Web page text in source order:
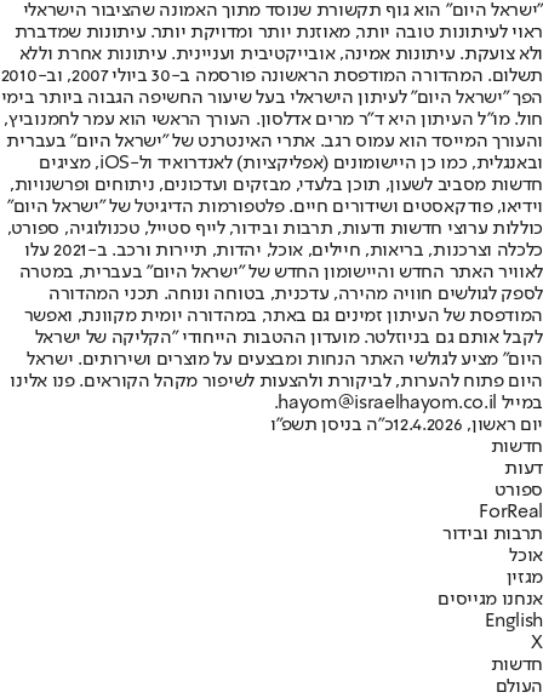
"ישראל היום" הוא גוף תקשורת שנוסד מתוך האמונה שהציבור הישראלי
ראוי לעיתונות טובה יותר, מאוזנת יותר ומדויקת יותר. עיתונות שמדברת
ולא צועקת. עיתונות אמינה, אובייקטיבית ועניינית. עיתונות אחרת וללא
תשלום. המהדורה המודפסת הראשונה פורסמה ב-30 ביולי 2007, וב-2010
הפך "ישראל היום" לעיתון הישראלי בעל שיעור החשיפה הגבוה ביותר בימי
חול. מו"ל העיתון היא ד"ר מרים אדלסון. העורך הראשי הוא עמר לחמנוביץ,
והעורך המייסד הוא עמוס רגב. אתרי האינטרנט של "ישראל היום" בעברית
ובאנגלית, כמו כן היישומונים (אפליקציות) לאנדרואיד ול-iOS, מציגים
חדשות מסביב לשעון, תוכן בלעדי, מבזקים ועדכונים, ניתוחים ופרשנויות,
וידיאו, פודקאסטים ושידורים חיים. פלטפורמות הדיגיטל של "ישראל היום"
כוללות ערוצי חדשות ודעות, תרבות ובידור, לייף סטייל, טכנולוגיה, ספורט,
כלכלה וצרכנות, בריאות, חיילים, אוכל, יהדות, תיירות ורכב. ב-2021 עלו
לאוויר האתר החדש והיישומון החדש של "ישראל היום" בעברית, במטרה
לספק לגולשים חוויה מהירה, עדכנית, בטוחה ונוחה. תכני המהדורה
המודפסת של העיתון זמינים גם באתר, במהדורה יומית מקוונת, ואפשר
לקבל אותם גם בניוזלטר. מועדון ההטבות הייחודי "הקליקה של ישראל
היום" מציע לגולשי האתר הנחות ומבצעים על מוצרים ושירותים. ישראל
היום פתוח להערות, לביקורת ולהצעות לשיפור מקהל הקוראים. פנו אלינו
במייל hayom@israelhayom.co.il.
יום ראשון, 12.4.2026
כ"ה בניסן תשפ"ו
חדשות
דעות
ספורט
ForReal
תרבות ובידור
אוכל
מגזין
אנחנו מגייסים
English
X
חדשות
העולם